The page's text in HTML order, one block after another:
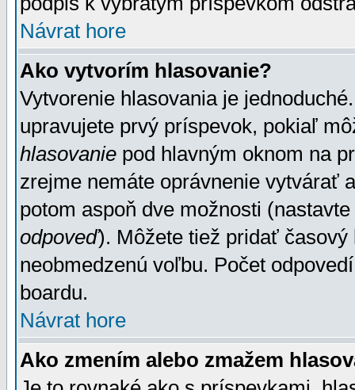
Návrat hore
Ako vytvorím hlasovanie?
Vytvorenie hlasovania je
upravujete prvý príspevok, pokiaľ
hlasovanie pod hlavným oknom na
zrejme nemáte oprávnenie vytvárať
potom aspoň dve možnosti
odpoveď). Môžete tiež pridať
neobmedzenú voľbu. Počet
boardu.
Návrat hore
Ako zmením alebo zmažem